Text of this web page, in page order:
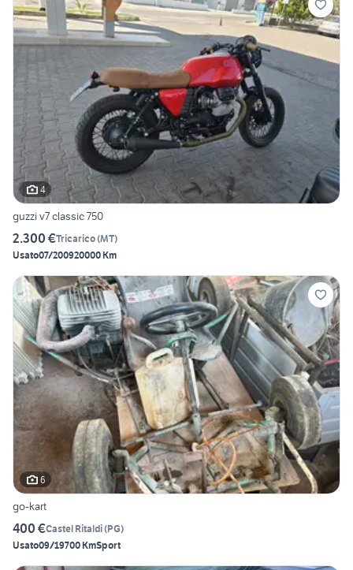
4
guzzi v7 classic 750
2.300 €Tricarico(MT)
Usato07/200920000 Km
6
go-kart
400 €Castel Ritaldi(PG)
Usato09/19700 KmSport